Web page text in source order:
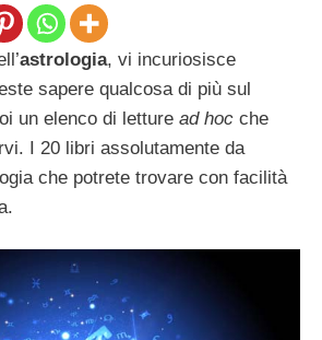
astrologia, vi incuriosisce
sapere qualcosa di più sul
un elenco di letture ad hoc che
I 20 libri assolutamente da
che potrete trovare con facilità